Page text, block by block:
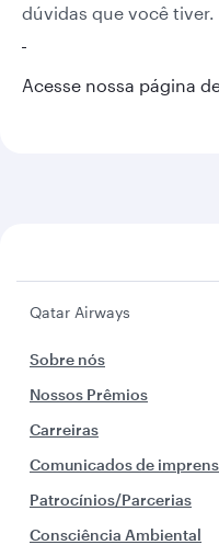
dúvidas que você tiver.
Acesse nossa página
Qatar Airways
Sobre nós
Nossos Prêmios
Carreiras
Comunicados de
Patrocínios/Parcerias
Consciência Ambiental